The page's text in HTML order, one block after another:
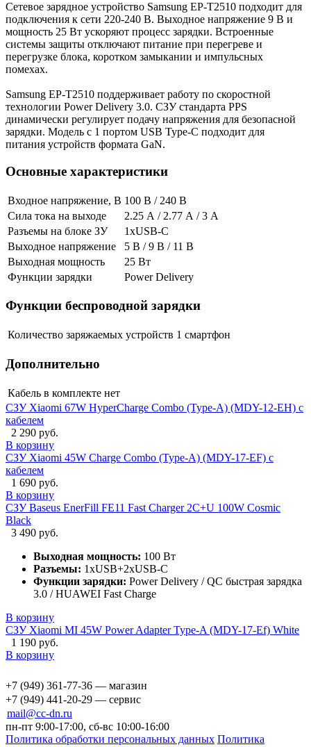
Сетевое зарядное устройство Samsung EP-T2510 подходит для
подключения к сети 220-240 В. Выходное напряжение 9 В и
мощность 25 Вт ускоряют процесс зарядки. Встроенные
системы защиты отключают питание при перегреве и
перегрузке блока, коротком замыкании и импульсных
помехах.
Samsung EP-T2510 поддерживает работу по скоростной
технологии Power Delivery 3.0. СЗУ стандарта PPS
динамически регулирует подачу напряжения для безопасной
зарядки. Модель с 1 портом USB Type-C подходит для
питания устройств формата GaN.
Основные характеристики
Входное напряжение, В 100 В / 240 В
Сила тока на выходе
2.25 А / 2.77 А / 3 А
Разъемы на блоке ЗУ
1xUSB-C
Выходное напряжение
5 В / 9 В / 11 В
Выходная мощность
25 Вт
Функции зарядки
Power Delivery
Функции беспроводной зарядки
Количество заряжаемых устройств 1 смартфон
Дополнительно
Кабель в комплекте нет
СЗУ Xiaomi 67W HyperCharge Combo (Type-A) (MDY-12-EH) с
кабелем
2 290 руб.
В корзину
СЗУ Xiaomi 45W Charge Combo (Type-A) (MDY-17-EF) с
кабелем
1 690 руб.
В корзину
СЗУ Baseus EnerFill FE11 Fast Charger 2C+U 100W Cosmic
Black
3 490 руб.
Выходная мощность: 100 Вт
Разъемы: 1xUSB+2xUSB-C
Функции зарядки: Power Delivery / QC быстрая зарядка
3.0 / HUAWEI Fast Charge
В корзину
СЗУ Xiaomi MI 45W Power Adapter Type-A (MDY-17-Ef) White
1 190 руб.
В корзину
+7 (949) 361-77-36 — магазин
+7 (949) 441-20-29 — сервис
mail@cc-dn.ru
пн-пт 9:00-17:00, сб-вс 10:00-16:00
Политика обработки персональных данных Политика